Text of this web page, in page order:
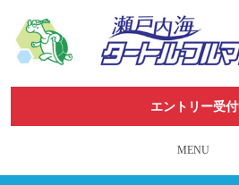
エントリー受
MENU